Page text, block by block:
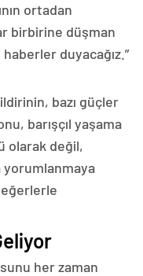
ortadan
birbirine düşman
duyacağız.”
bazı güçler
barışçıl yaşama
olarak değil,
yorumlanmaya
her zaman